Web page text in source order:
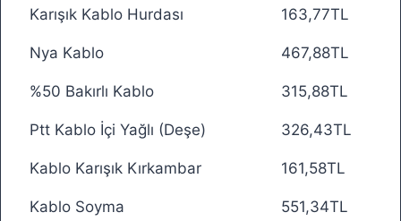
Karışık Kablo Hurdası 163,77TL
Nya Kablo 467,88TL
%50 Bakırlı Kablo 315,88TL
Ptt Kablo İçi Yağlı (Deşe) 326,43TL
Kablo Karışık Kırkambar 161,58TL
Kablo Soyma 551,34TL